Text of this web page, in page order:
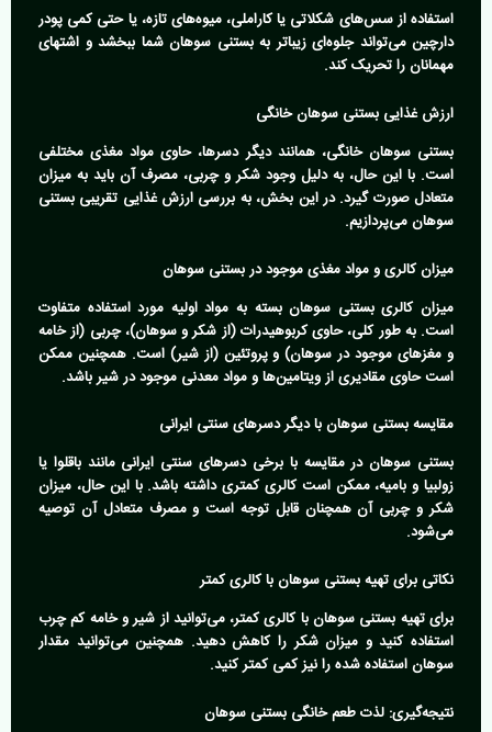
استفاده از سس‌های شکلاتی یا کاراملی، میوه‌های تازه، یا حتی کمی پودر
دارچین می‌تواند جلوه‌ای زیباتر به بستنی سوهان شما ببخشد و اشتهای
مهمانان را تحریک کند.
ارزش غذایی بستنی سوهان خانگی
بستنی سوهان خانگی، همانند دیگر دسرها، حاوی مواد مغذی مختلفی
است. با این حال، به دلیل وجود شکر و چربی، مصرف آن باید به میزان
متعادل صورت گیرد. در این بخش، به بررسی ارزش غذایی تقریبی بستنی
سوهان می‌پردازیم.
میزان کالری و مواد مغذی موجود در بستنی سوهان
میزان کالری بستنی سوهان بسته به مواد اولیه مورد استفاده متفاوت
است. به طور کلی، حاوی کربوهیدرات (از شکر و سوهان)، چربی (از خامه
و مغزهای موجود در سوهان) و پروتئین (از شیر) است. همچنین ممکن
است حاوی مقادیری از ویتامین‌ها و مواد معدنی موجود در شیر باشد.
مقایسه بستنی سوهان با دیگر دسرهای سنتی ایرانی
بستنی سوهان در مقایسه با برخی دسرهای سنتی ایرانی مانند باقلوا یا
زولبیا و بامیه، ممکن است کالری کمتری داشته باشد. با این حال، میزان
شکر و چربی آن همچنان قابل توجه است و مصرف متعادل آن توصیه
می‌شود.
نکاتی برای تهیه بستنی سوهان با کالری کمتر
برای تهیه بستنی سوهان با کالری کمتر، می‌توانید از شیر و خامه کم چرب
استفاده کنید و میزان شکر را کاهش دهید. همچنین می‌توانید مقدار
سوهان استفاده شده را نیز کمی کمتر کنید.
نتیجه‌گیری: لذت طعم خانگی بستنی سوهان